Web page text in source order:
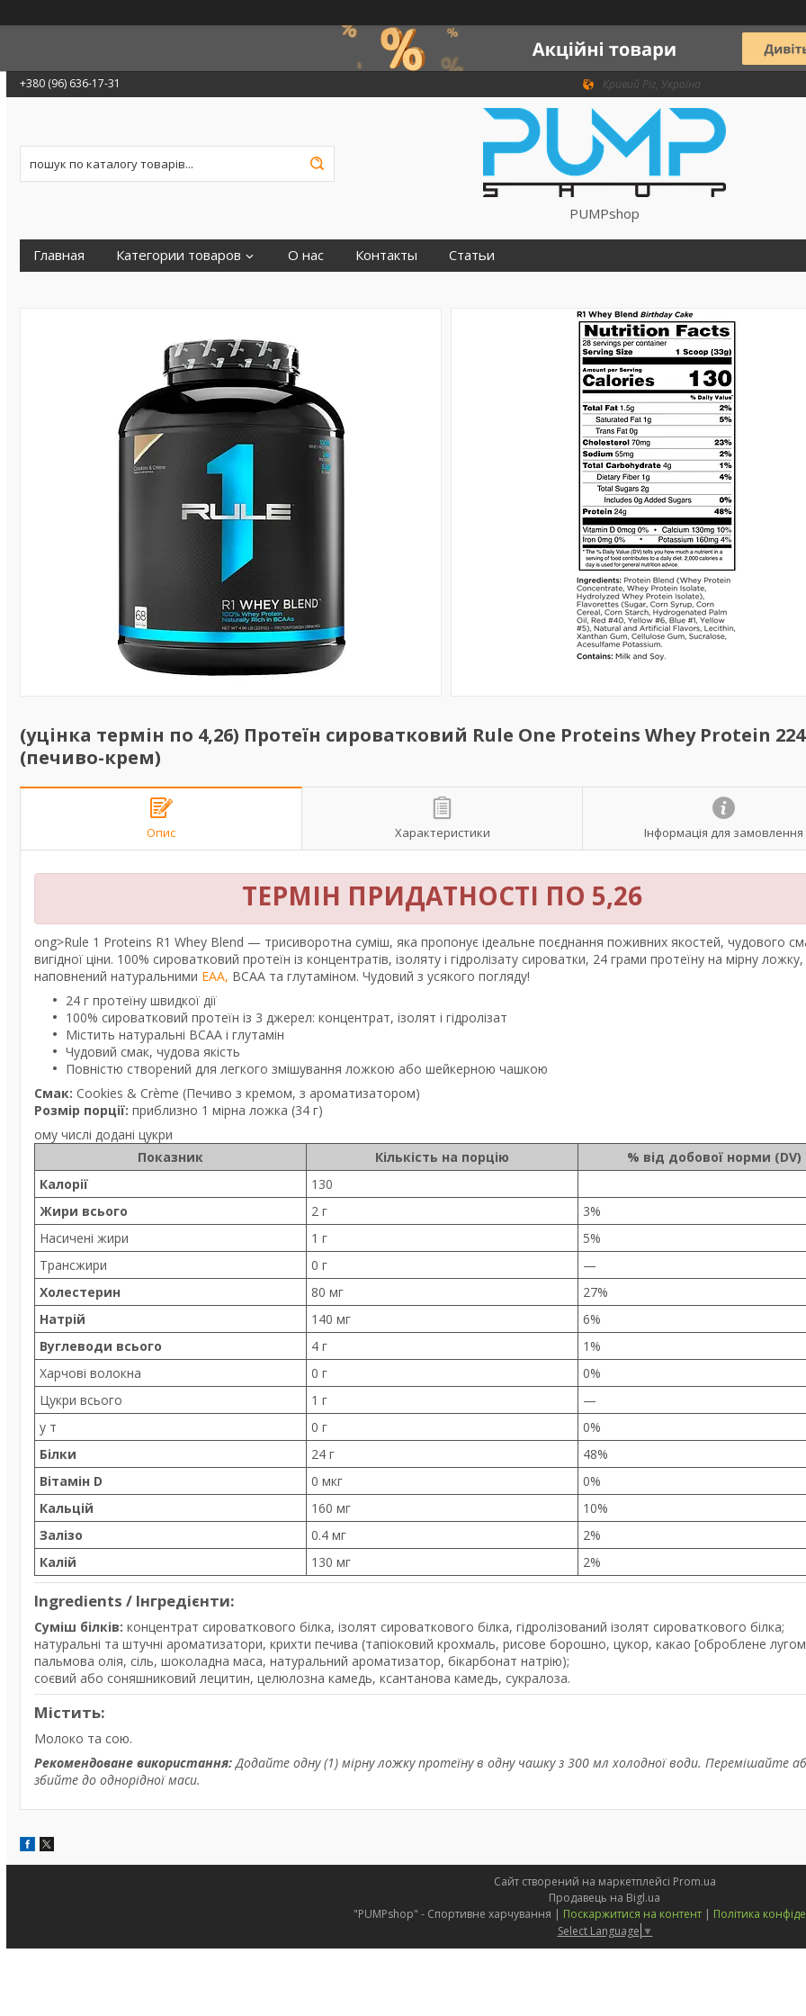
+380 (96) 636-17-31 Кривий Ріг, Україна
PUMPshop
Главная Категории товаров О нас Контакты Статьи
(уцінка термін по 4,26) Протеїн сироватковий Rule One Proteins Whey Protein
(печиво-крем)
Опис Характеристики Інформація для замовлення
ТЕРМІН ПРИДАТНОСТІ ПО 5,26
ong>Rule 1 Proteins R1 Whey Blend — трисиворотна суміш, яка пропонує ідеальне поєднання поживних якостей, чудового
вигідної ціни. 100% сироватковий протеїн із концентратів, ізоляту і гідролізату сироватки, 24 грами протеїну на мірну ложку,
наповнений натуральними EAA, BCAA та глутаміном. Чудовий з усякого погляду!
24 г протеїну швидкої дії
100% сироватковий протеїн із 3 джерел: концентрат, ізолят і гідролізат
Містить натуральні BCAA і глутамін
Чудовий смак, чудова якість
Повністю створений для легкого змішування ложкою або шейкерною чашкою
Смак: Cookies & Crème (Печиво з кремом, з ароматизатором)
Розмір порції: приблизно 1 мірна ложка (34 г)
ому числі додані цукри
Показник
Кількість на порцію
% від добової норми (DV)
Калорії
130
Жири всього
2 г
3%
Насичені жири
1 г
5%
Трансжири
0 г
—
Холестерин
80 мг
27%
Натрій
140 мг
6%
Вуглеводи всього
4 г
1%
Харчові волокна
0 г
0%
Цукри всього
1 г
—
у т
0 г
0%
Білки
24 г
48%
Вітамін D
0 мкг
0%
Кальцій
160 мг
10%
Залізо
0.4 мг
2%
Калій
130 мг 2%
Ingredients / Інгредієнти:
Суміш білків: концентрат сироваткового білка, ізолят сироваткового білка, гідролізований ізолят сироваткового білка;
натуральні та штучні ароматизатори, крихти печива (тапіоковий крохмаль, рисове борошно, цукор, какао [оброблене
пальмова олія, сіль, шоколадна маса, натуральний ароматизатор, бікарбонат натрію);
соєвий або соняшниковий лецитин, целюлозна камедь, ксантанова камедь, сукралоза.
Містить:
Молоко та сою.
Рекомендоване використання:Додайте одну (1) мірну ложку протеїну в одну чашку з 300 мл холодної води. Перемішайте
збийте до однорідної маси.
Сайт створений на маркетплейсі Prom.ua
Продавець на Bigl.ua
"PUMPshop" - Спортивне харчування | Поскаржитися на контент | Політика
Select Language ▼